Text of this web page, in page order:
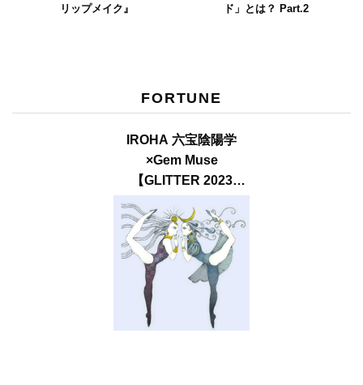
リップメイク』
ド」とは？ Part.2
FORTUNE
IROHA 六宝陰陽学
×Gem Muse
【GLITTER 2023
SUMMER issue】